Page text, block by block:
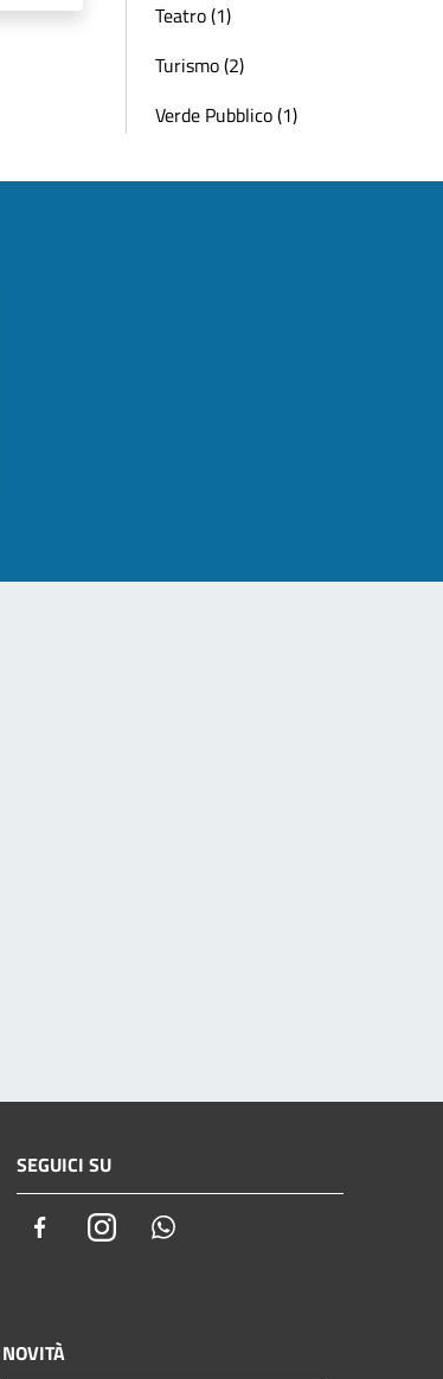
Teatro (1)
Turismo (2)
Verde Pubblico (1)
SEGUICI SU
FacebookInstagram
NOVITÀ